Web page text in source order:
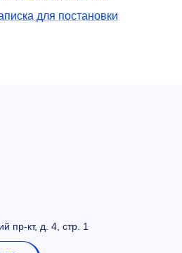
для постановки
пр-кт, д. 4, стр. 1